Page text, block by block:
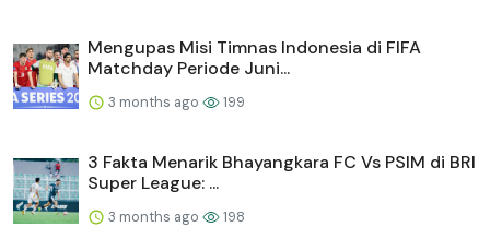
Mengupas Misi Timnas Indonesia di FIFA
Matchday Periode Juni...
3 months ago 199
3 Fakta Menarik Bhayangkara FC Vs PSIM di BRI
Super League: ...
3 months ago 198